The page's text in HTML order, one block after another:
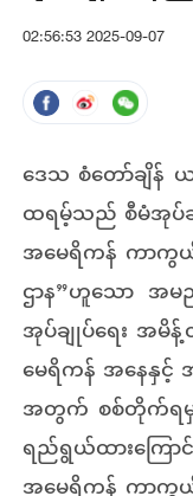
02:56:53 2025-09-07
ဒေသ စံတော်ချိ
ထရမ့်သည် စီမံအုပ်ခ
အမေရိကန် ကာကွယ်
ဌာန”ဟူသော အ
အုပ်ချုပ်ရေး အမိ
မေရိကန် အနေနှင့်
အတွက် စစ်တိုက်ရမှ
ရည်ရွယ်ထားကြော